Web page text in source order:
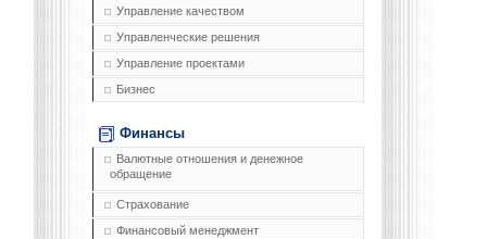
Управление качеством
Управленческие решения
Управление проектами
Бизнес
Финансы
Валютные отношения и денежное
обращение
Страхование
Финансовый менеджмент